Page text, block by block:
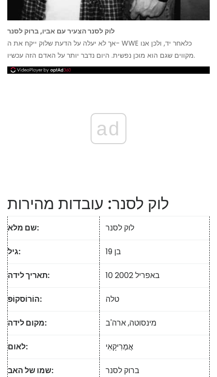
לוק לסנר הצעיר עם אביו, ברוק לסנר
אך לא יעלה על הדעת שלוק ייקח את ה- WWE כלאחר יד, ולכן אנו
מקווים שגם הוא מוכן נפשית. היום נדבר יותר על האדם הזה עכשיו.
ad
לוק לסנר: עובדות מהירות
שם מלא: לוק לסנר
גיל: בן 19
תאריך לידה: 10 באפריל 2002
הוֹרוֹסקוֹפּ: טלה
מקום לידה: מינסוטה, ארה'ב
לאום: אֲמֶרִיקָאִי
שמו של האב: ברוק לסנר